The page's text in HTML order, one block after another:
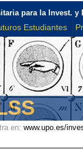
para la Invest.
Estudiantes
en: www.upo.es/